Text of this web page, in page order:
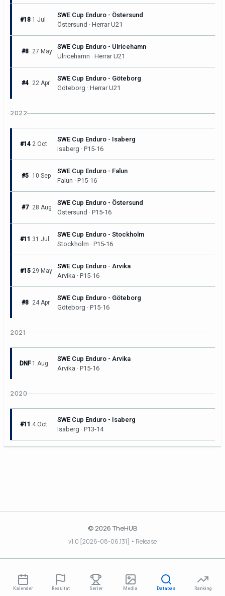
#18 1 Jul
SWE Cup Enduro - Östersund
Östersund · Herrar U21
#8 27 May
SWE Cup Enduro - Ulricehamn
Ulricehamn · Herrar U21
#4 22 Apr
SWE Cup Enduro - Göteborg
Göteborg · Herrar U21
2022
#14 2 Oct
SWE Cup Enduro - Isaberg
Isaberg · P15-16
#5 10 Sep
SWE Cup Enduro - Falun
Falun · P15-16
#7 28 Aug
SWE Cup Enduro - Östersund
Östersund · P15-16
#11 31 Jul
SWE Cup Enduro - Stockholm
Stockholm · P15-16
#15 29 May
SWE Cup Enduro - Arvika
Arvika · P15-16
#8 24 Apr
SWE Cup Enduro - Göteborg
Göteborg · P15-16
2021
DNF 1 Aug
SWE Cup Enduro - Arvika
Arvika · P15-16
2020
#11 4 Oct
SWE Cup Enduro - Isaberg
Isaberg · P13-14
Kalender Resultat Serier Media Databas Ranking
© 2026 TheHUB
v1.0 [2026-08-06.131] • Release